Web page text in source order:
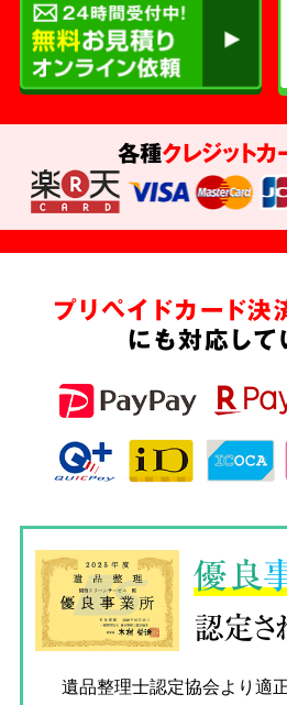
各種クレジットカ
プリペイドカード決
にも対応し
優良
認定さ
遺品整理士認定協会より適